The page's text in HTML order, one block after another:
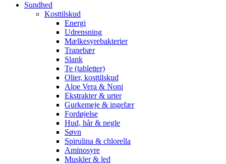
Sundhed
Kosttilskud
Energi
Udrensning
Mælkesyrebakterier
Tranebær
Slank
Te (tabletter)
Olier, kosttilskud
Aloe Vera & Noni
Ekstrakter & urter
Gurkemeje & ingefær
Fordøjelse
Hud, hår & negle
Søvn
Spirulina & chlorella
Aminosyre
Muskler & led